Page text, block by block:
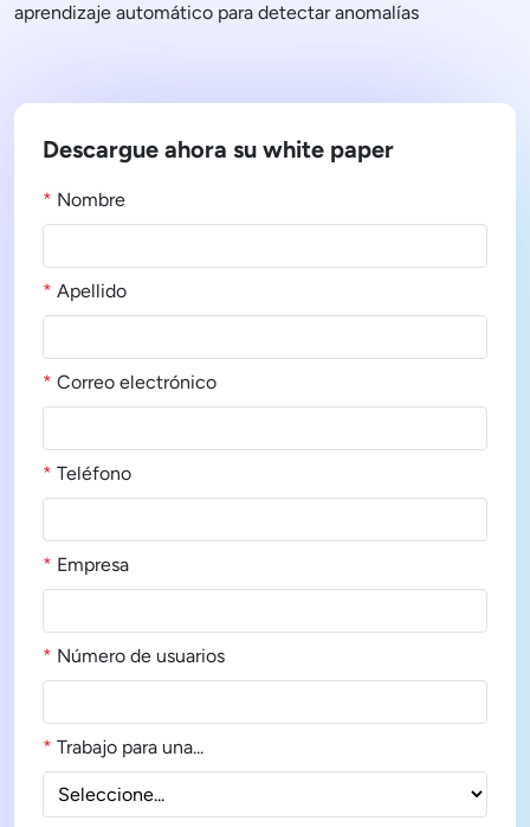
aprendizaje automático para detectar anomalías
Descargue ahora su white paper
* Nombre
* Apellido
* Correo electrónico
* Teléfono
* Empresa
* Número de usuarios
* Trabajo para una...